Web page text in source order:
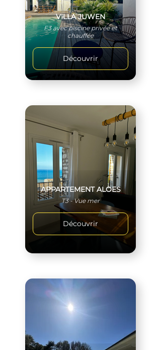
VILLA JUWEN
F3 avec piscine privée et
chauffée
Découvrir
APPARTEMENT ALOES
T3 - Vue mer
Découvrir